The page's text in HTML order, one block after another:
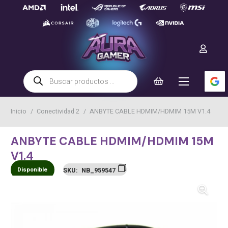
Búsqueda
de
productos
Inicio / Conectividad 2 / ANBYTE CABLE HDMIM/HDMIM 15M V1.4
ANBYTE CABLE HDMIM/HDMIM 15M
V1.4
Disponible SKU: NB_959547